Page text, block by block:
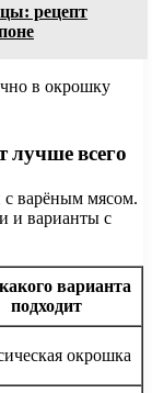
рецепт
в окрошку
лучше всего
с варёным мясом.
и варианты с
варианта
подходит
окрошка